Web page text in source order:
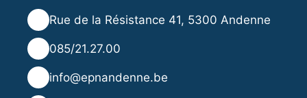
Rue de la Résistance 41, 5300 Andenne
085/21.27.00
info@epnandenne.be